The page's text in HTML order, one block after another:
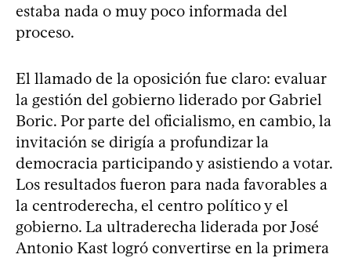
estaba nada o muy poco informada del
proceso.
El llamado de la oposición fue claro: evaluar
la gestión del gobierno liderado por Gabriel
Boric. Por parte del oficialismo, en cambio, la
invitación se dirigía a profundizar la
democracia participando y asistiendo a votar.
Los resultados fueron para nada favorables a
la centroderecha, el centro político y el
gobierno. La ultraderecha liderada por José
Antonio Kast logró convertirse en la primera